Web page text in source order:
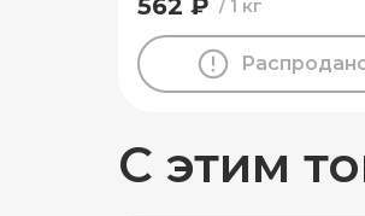
1 кг
562 ₽
С этим
Кв./Офис*